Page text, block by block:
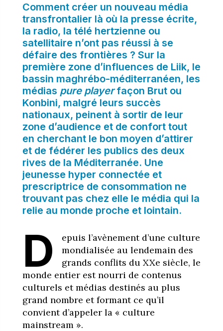
Comment créer un nouveau média
transfrontalier là où la presse écrite,
la radio, la télé hertzienne ou
satellitaire n’ont pas réussi à se
défaire des frontières ? Sur la
première zone d’influences de Liik, le
bassin maghrébo-méditerranéen, les
médias pure playerfaçon Brut ou
Konbini, malgré leurs succès
nationaux, peinent à sortir de leur
zone d’audience et de confort tout
en cherchant le bon moyen d’attirer
et de fédérer les publics des deux
rives de la Méditerranée. Une
jeunesse hyper connectée et
prescriptrice de consommation ne
trouvant pas chez elle le média qui la
relie au monde proche et lointain.
D
epuis l’avènement d’une culture
mondialisée au lendemain des
grands conflits du XXe siècle, le
monde entier est nourri de contenus
culturels et médias destinés au plus
grand nombre et formant ce qu’il
convient d’appeler la « culture
mainstream ».